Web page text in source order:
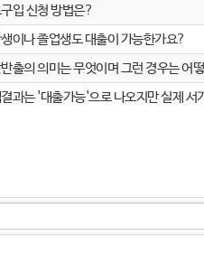
입 신청 방법은?
이나 졸업생도 대출이 가능한가요?
출의 의미는 무엇이며 그런 경우는 어
과는 '대출가능'으로 나오지만 실제 서